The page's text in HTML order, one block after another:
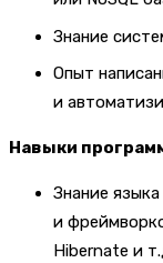
Знание
Опыт
и
Навыки
Знание
и
Hibernate и